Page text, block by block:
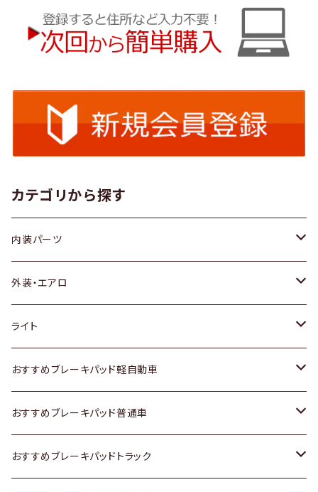
カテゴリから探す
内装パーツ
トヨタ
ホンダ
スズキ
日産
いすゞ
外装・エアロ
トヨタ
ホンダ
スズキ
日産
ライト
トヨタ
スズキ
日産
おすすめブレーキパッド軽自動車
トヨタ
ホンダ
おすすめブレーキパッド普通車
トヨタ
おすすめブレーキパッドトラック